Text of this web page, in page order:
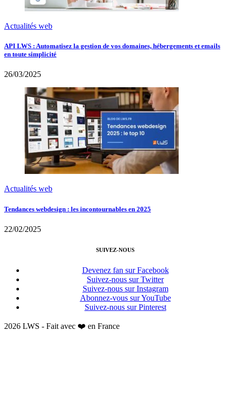
Actualités web
API LWS : Automatisez la gestion de vos domaines, hébergements et emails
en toute simplicité
26/03/2025
Actualités web
Tendances webdesign : les incontournables en 2025
22/02/2025
SUIVEZ-NOUS
Devenez fan sur Facebook
Suivez-nous sur Twitter
Suivez-nous sur Instagram
Abonnez-vous sur YouTube
Suivez-nous sur Pinterest
2026 LWS - Fait avec ❤️ en France